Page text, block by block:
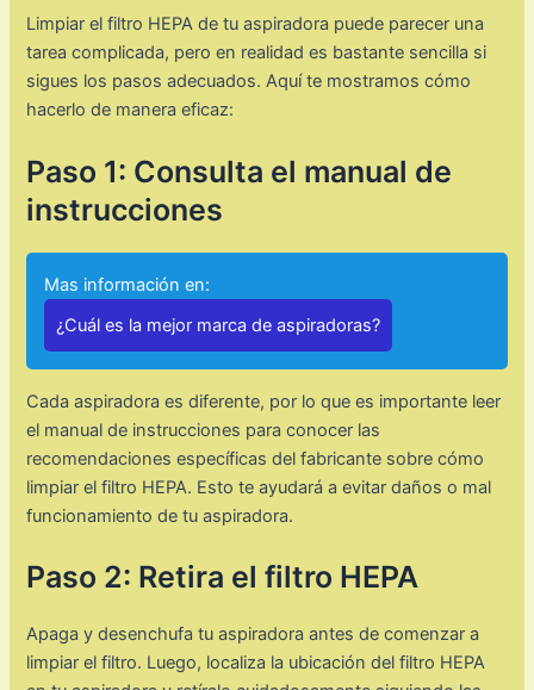
Limpiar el filtro HEPA de tu aspiradora puede parecer una
tarea complicada, pero en realidad es bastante sencilla si
sigues los pasos adecuados. Aquí te mostramos cómo
hacerlo de manera eficaz:
Paso 1: Consulta el manual de
instrucciones
Mas información en:
¿Cuál es la mejor marca de aspiradoras?
Cada aspiradora es diferente, por lo que es importante leer
el manual de instrucciones para conocer las
recomendaciones específicas del fabricante sobre cómo
limpiar el filtro HEPA. Esto te ayudará a evitar daños o mal
funcionamiento de tu aspiradora.
Paso 2: Retira el filtro HEPA
Apaga y desenchufa tu aspiradora antes de comenzar a
limpiar el filtro. Luego, localiza la ubicación del filtro HEPA